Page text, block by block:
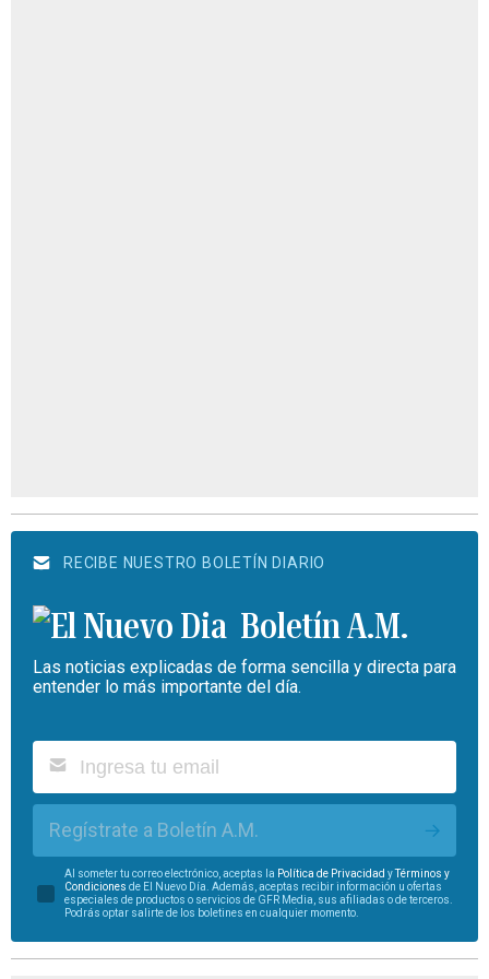
RECIBE NUESTRO BOLETÍN DIARIO
Boletín A.M.
Las noticias explicadas de forma sencilla y directa para
entender lo más importante del día.
Regístrate a Boletín A.M.
Al someter tu correo electrónico, aceptas la Política de Privacidad yTérminos y
Condiciones de El Nuevo Día. Además, aceptas recibir información u ofertas
especiales de productos o servicios de GFR Media, sus afiliadas o de terceros.
Podrás optar salirte de los boletines en cualquier momento.